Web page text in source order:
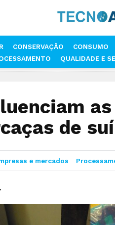
CONSERVAÇÃO CONSUMO
QUALIDADE E
FATORES QUE INFLUENCIAM AS
de
e mercados